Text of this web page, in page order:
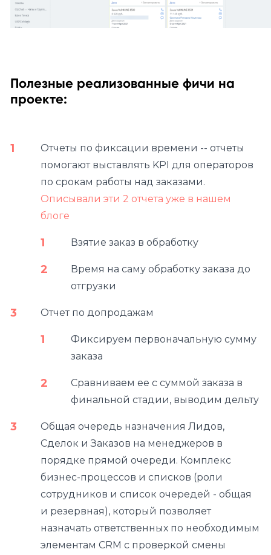
Полезные реализованные фичи на
проекте:
Отчеты по фиксации времени -- отчеты
помогают выставлять KPI для операторов
по срокам работы над заказами.
Описывали эти 2 отчета уже в нашем
блоге
Взятие заказ в обработку
Время на саму обработку заказа до
отгрузки
Отчет по допродажам
Фиксируем первоначальную сумму
заказа
Сравниваем ее с суммой заказа в
финальной стадии, выводим дельту
Общая очередь назначения Лидов,
Сделок и Заказов на менеджеров в
порядке прямой очереди. Комплекс
бизнес-процессов и списков (роли
сотрудников и список очередей - общая
и резервная), который позволяет
назначать ответственных по необходимым
элементам CRM с проверкой смены